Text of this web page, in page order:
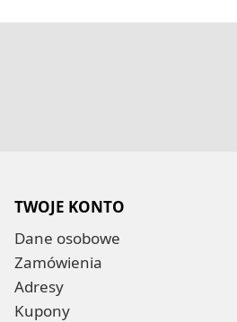
TWOJE KONTO
Dane osobowe
Zamówienia
Adresy
Kupony